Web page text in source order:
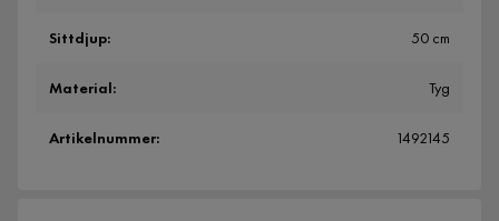
Sittdjup: 50 cm
Material: Tyg
Artikelnummer: 1492145